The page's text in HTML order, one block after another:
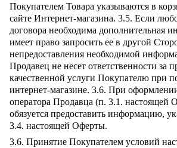
Покупателем Товара указываются в
сайте Интернет-магазина. 3.5. Если
договора необходима дополнительная
имеет право запросить ее в другой
непредоставления необходимой
Продавец не несет ответственности за
качественной услуги Покупателю при
интернет-магазине. 3.6. При оформлении
оператора Продавца (п. 3.1. настоящей
обязуется предоставить информацию,
3.4. настоящей Оферты.
3.6. Принятие Покупателем условий